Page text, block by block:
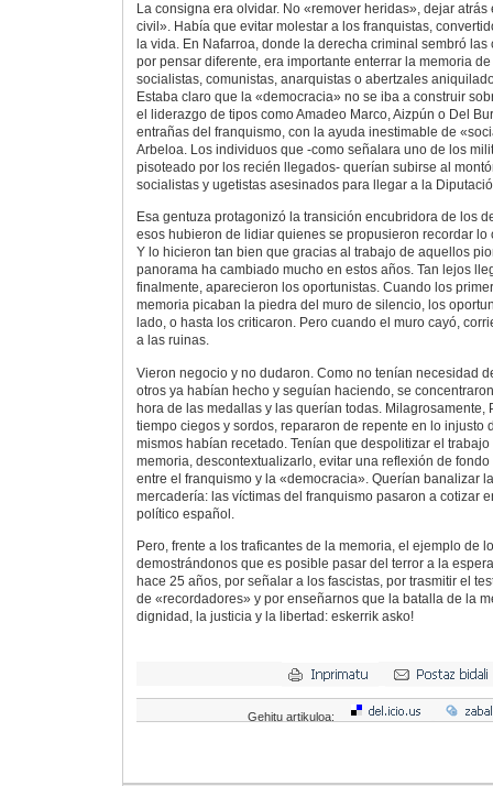
La consigna era olvidar. No «remover heridas», dejar
civil». Había que evitar molestar a los franquistas,
la vida. En Nafarroa, donde la derecha criminal sembró
por pensar diferente, era importante enterrar la memoria
socialistas, comunistas, anarquistas o abertzales
Estaba claro que la «democracia» no se iba a construir
el liderazgo de tipos como Amadeo Marco, Aizpún o Del
entrañas del franquismo, con la ayuda inestimable de
Arbeloa. Los individuos que -como señalara uno de los
pisoteado por los recién llegados- querían subirse al
socialistas y ugetistas asesinados para llegar a la
Esa gentuza protagonizó la transición encubridora de los
esos hubieron de lidiar quienes se propusieron recordar lo
Y lo hicieron tan bien que gracias al trabajo de aquellos
panorama ha cambiado mucho en estos años. Tan lejos
finalmente, aparecieron los oportunistas. Cuando los
memoria picaban la piedra del muro de silencio, los
lado, o hasta los criticaron. Pero cuando el muro cayó,
a las ruinas.
Vieron negocio y no dudaron. Como no tenían necesidad
otros ya habían hecho y seguían haciendo, se
hora de las medallas y las querían todas. Milagrosamente,
tiempo ciegos y sordos, repararon de repente en lo injusto
mismos habían recetado. Tenían que despolitizar el
memoria, descontextualizarlo, evitar una reflexión de
entre el franquismo y la «democracia». Querían banalizar
mercadería: las víctimas del franquismo pasaron a cotizar
político español.
Pero, frente a los traficantes de la memoria, el ejemplo de
demostrándonos que es posible pasar del terror a la
hace 25 años, por señalar a los fascistas, por trasmitir el
de «recordadores» y por enseñarnos que la batalla de la
dignidad, la justicia y la libertad: eskerrik asko!
Gehitu artikuloa: